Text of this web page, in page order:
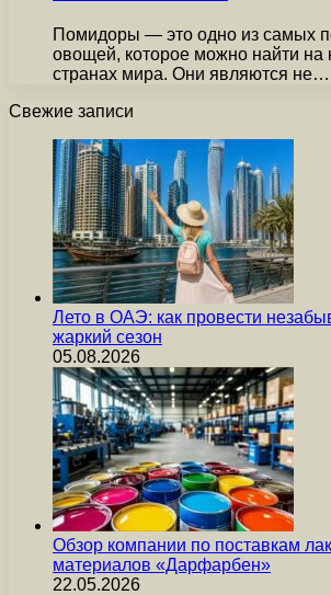
Помидоры — это одно из самых
овощей, которое можно найти на
странах мира. Они являются не…
Свежие записи
Лето в ОАЭ: как провести
жаркий сезон
05.08.2026
Обзор компании по поставкам
материалов «Дарфарбен»
22.05.2026